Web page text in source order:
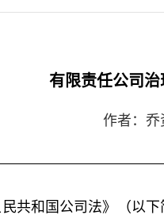
有限责任公司
作者：乔
共和国公司法》（以下